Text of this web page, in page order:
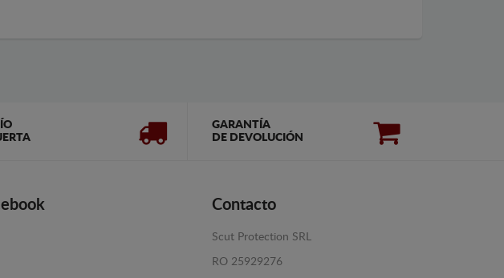
GARANTÍA
DE DEVOLUCIÓN
Contacto
Scut Protection SRL
RO 25929276